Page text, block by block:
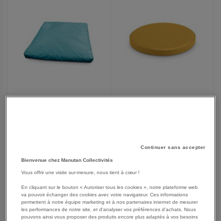
AJOUTER
AUX
2modèles VOIR
60,08 € TTC
AJOUTER
AUX
VOIR
Continuer sans accepter
Bienvenue chez Manutan Collectivités
Vous offrir une visite sur-mesure, nous tient à cœur !
En cliquant sur le bouton « Autoriser tous les cookies », notre plateforme web
va pouvoir échanger des cookies avec votre navigateur. Ces informations
permettent à notre équipe marketing et à nos partenaires internet de mesurer
les performances de notre site, et d'analyser vos préférences d'achats. Nous
pouvons ainsi vous proposer des produits encore plus adaptés à vos besoins